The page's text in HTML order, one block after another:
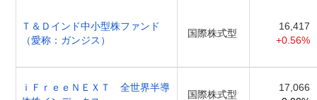
Ｔ＆Ｄインド中小型株ファンド
（愛称：ガンジス）
国際株式型
16,417
+0.56%
ｉＦｒｅｅＮＥＸＴ 全世界半導
国際株式型
17,066